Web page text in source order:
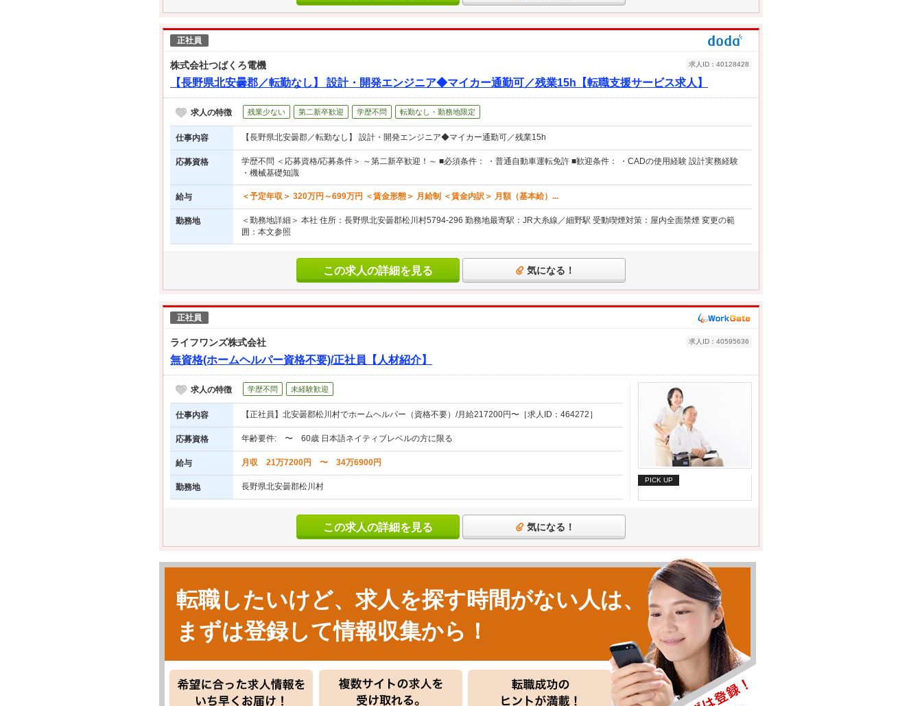
正社員
株式会社つばくろ電機
【長野県北安曇郡／転勤なし】 設計・開発エンジニア◆マイカー通勤可／残業15h【転職支援サービス求人】
求人ID：40128428
求人の特徴 残業少ない 第二新卒歓迎 学歴不問 転勤なし・勤務地限定
仕事内容 【長野県北安曇郡／転勤なし】 設計・開発エンジニア◆マイカー通勤可／残業15h
応募資格
学歴不問 ＜応募資格/応募条件＞ ～第二新卒歓迎！～ ■必須条件： ・普通自動車運転免許 ■歓迎条件： ・CADの使用経験 設計実務経験
・機械基礎知識
給与 ＜予定年収＞ 320万円～699万円 ＜賃金形態＞ 月給制 ＜賃金内訳＞ 月額（基本給）...
勤務地
＜勤務地詳細＞ 本社 住所：長野県北安曇郡松川村5794-296 勤務地最寄駅：JR大糸線／細野駅 受動喫煙対策：屋内全面禁煙 変更の範
囲：本文参照
この求人の詳細を見る 気になる！
正社員
ライフワンズ株式会社
無資格(ホームヘルパー資格不要)/正社員【人材紹介】
求人ID：40595636
求人の特徴 学歴不問 未経験歓迎
仕事内容 【正社員】北安曇郡松川村でホームヘルパー（資格不要）/月給217200円〜［求人ID：464272］
応募資格 年齢要件: 〜 60歳 日本語ネイティブレベルの方に限る
給与 月収 21万7200円 〜 34万6900円
勤務地 長野県北安曇郡松川村
PICK UP
この求人の詳細を見る 気になる！
転職したいけど、求人を探す時間がない人は、
まずは登録して情報収集から！